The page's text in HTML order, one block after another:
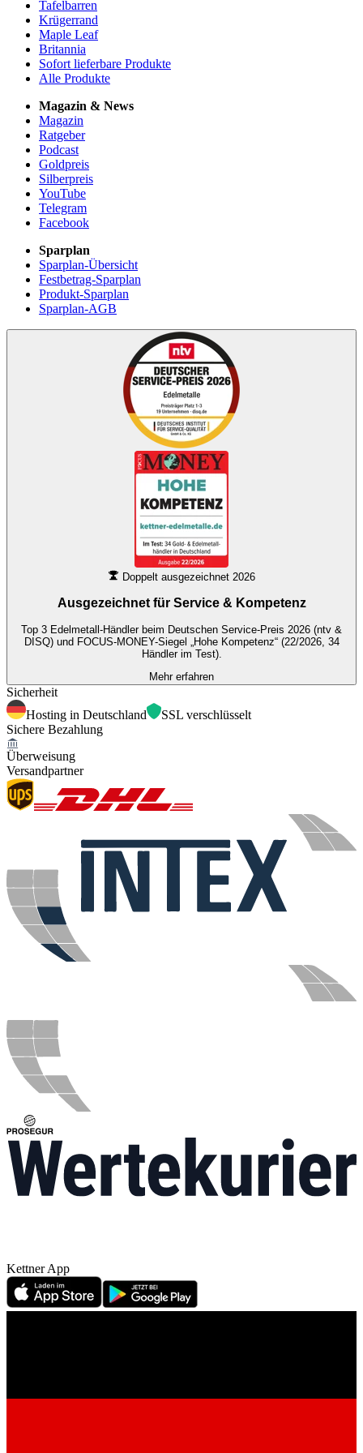
Tafelbarren
Krügerrand
Maple Leaf
Britannia
Sofort lieferbare Produkte
Alle Produkte
Magazin & News
Magazin
Ratgeber
Podcast
Goldpreis
Silberpreis
YouTube
Telegram
Facebook
Sparplan
Sparplan-Übersicht
Festbetrag-Sparplan
Produkt-Sparplan
Sparplan-AGB
Doppelt ausgezeichnet 2026
Ausgezeichnet für Service & Kompetenz
Top 3 Edelmetall-Händler beim Deutschen Service-Preis 2026 (ntv &
DISQ) und FOCUS-MONEY-Siegel „Hohe Kompetenz“ (22/2026, 34
Händler im Test).
Mehr erfahren
Sicherheit
Hosting in Deutschland
SSL verschlüsselt
Sichere Bezahlung
Überweisung
Versandpartner
Kettner App